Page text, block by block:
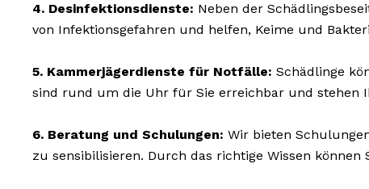
4. Desinfektionsdienste: Neben der
von Infektionsgefahren und helfen, Keime und
5. Kammerjägerdienste für Notfälle: Schädlinge
sind rund um die Uhr für Sie erreichbar und stehen
6. Beratung und Schulungen: Wir bieten
zu sensibilisieren. Durch das richtige Wissen